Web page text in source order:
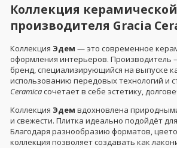
Коллекция
производителя Gracia
Коллекция Эдем — это современное
оформления интерьеров. Производитель
бренд, специализирующийся на выпуске
использованию передовых технологий и
Ceramicaсочетает в себе эстетику,
Коллекция Эдем вдохновлена
и свежести. Плитка идеально подойдёт
Благодаря разнообразию форматов,
коллекция позволяет создавать как